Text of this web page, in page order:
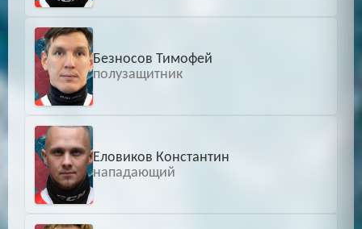
Безносов Тимофей
полузащитник
Еловиков Константин
нападающий